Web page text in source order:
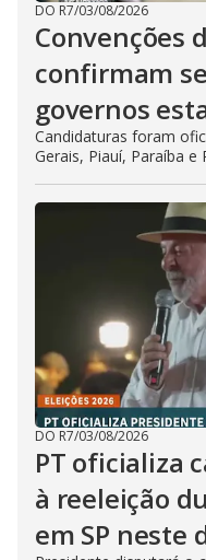
DO R7/03/08/2026
Convenções
confirmam
governos
Candidaturas foram
Gerais, Piauí, Paraíba e
DO R7/03/08/2026
PT oficializa
à reeleição
em SP neste